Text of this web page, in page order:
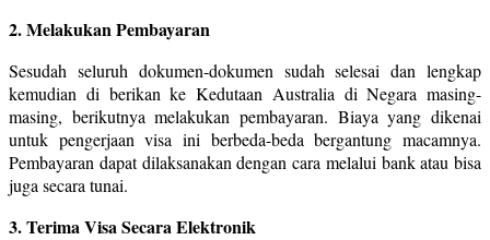
2. Melakukan Pembayaran
Sesudah seluruh dokumen-dokumen sudah selesai dan lengkap
kemudian di berikan ke Kedutaan Australia di Negara masing-
masing, berikutnya melakukan pembayaran. Biaya yang dikenai
untuk pengerjaan visa ini berbeda-beda bergantung macamnya.
Pembayaran dapat dilaksanakan dengan cara melalui bank atau bisa
juga secara tunai.
3. Terima Visa Secara Elektronik